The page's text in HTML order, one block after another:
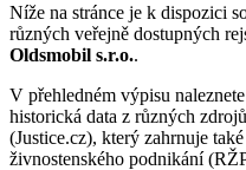
Níže na stránce je k dispozici
různých veřejně dostupných
Oldsmobil s.r.o..
V přehledném výpisu
historická data z různých
(Justice.cz), který zahrnuje
živnostenského podnikání